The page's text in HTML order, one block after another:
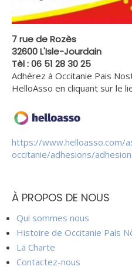
7 rue de Rozès
32600 L'Isle-Jourdain
Tèl : 06 51 28 30 25
Adhérez à Occitanie Pais
HelloAsso en cliquant sur le
https://www.helloasso.com/
occitanie/adhesions/
À PROPOS DE NOUS
Qui sommes nous
Histoire de Occitanie País
La Charte
Contactez-nous